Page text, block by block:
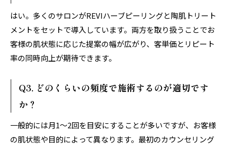
はい。多くのサロンがREVIハーブピーリングと陶肌トリート
メントをセットで導入しています。両方を取り扱うことでお
客様の肌状態に応じた提案の幅が広がり、客単価とリピート
率の同時向上が期待できます。
Q3. どのくらいの頻度で施術するのが適切です
か？
一般的には月1〜2回を目安にすることが多いですが、お客様
の肌状態や目的によって異なります。最初のカウンセリング